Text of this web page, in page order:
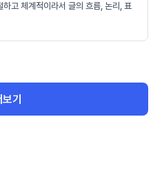
고 체계적이라서 글의 흐름, 논리, 표
기